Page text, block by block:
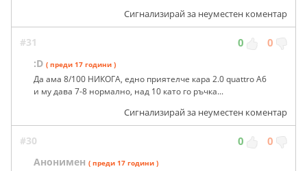
Сигнализирай за неуместен коментар
#31 0 0
:D ( преди 17 години )
Да ама 8/100 НИКОГА, едно приятелче кара 2.0 quattro A6
и му дава 7-8 нормално, над 10 като го ръчка...
Сигнализирай за неуместен коментар
#30 0 0
Анонимен ( преди 17 години )